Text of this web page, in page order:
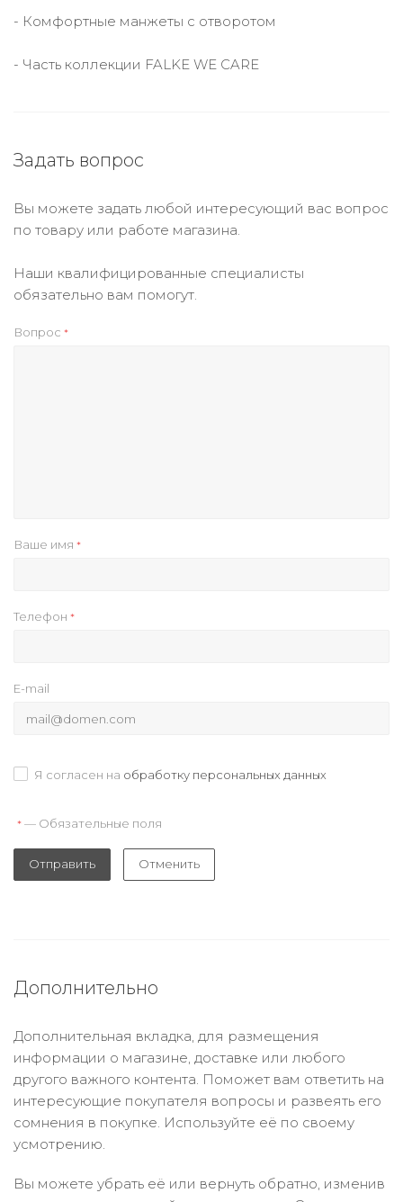
- Комфортные манжеты с отворотом
- Часть коллекции FALKE WE CARE
Задать вопрос
Вы можете задать любой интересующий вас вопрос
по товару или работе магазина.
Наши квалифицированные специалисты
обязательно вам помогут.
Вопрос *
Ваше имя *
Телефон *
E-mail
Я согласен на обработку персональных данных
* — Обязательные поля
Отправить Отменить
Дополнительно
Дополнительная вкладка, для размещения
информации о магазине, доставке или любого
другого важного контента. Поможет вам ответить на
интересующие покупателя вопросы и развеять его
сомнения в покупке. Используйте её по своему
усмотрению.
Вы можете убрать её или вернуть обратно, изменив